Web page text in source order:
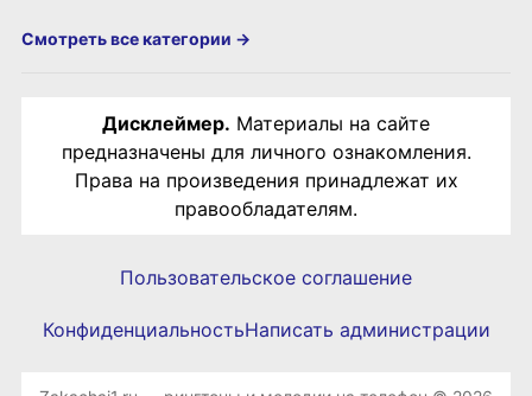
Смотреть все категории →
Дисклеймер. Материалы на сайте
предназначены для личного ознакомления.
Права на произведения принадлежат их
правообладателям.
Пользовательское соглашение
КонфиденциальностьНаписать администрации